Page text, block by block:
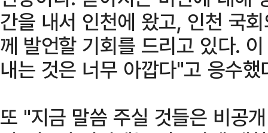
간을 내서 인천에 왔고, 인천 국
께 발언할 기회를 드리고 있다.
내는 것은 너무 아깝다"고 응수했
또 "지금 말씀 주실 것들은 비공